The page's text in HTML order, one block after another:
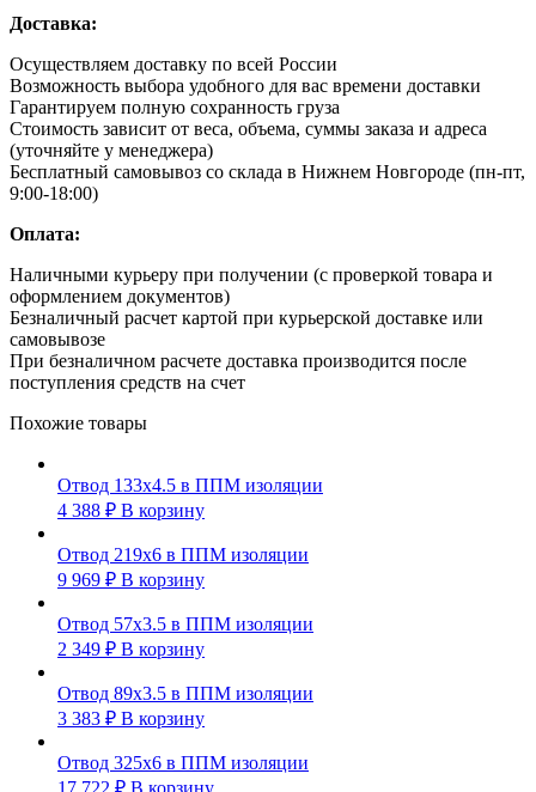
Доставка:
Осуществляем доставку по всей России
Возможность выбора удобного для вас времени доставки
Гарантируем полную сохранность груза
Стоимость зависит от веса, объема, суммы заказа и адреса
(уточняйте у менеджера)
Бесплатный самовывоз со склада в Нижнем Новгороде (пн-пт,
9:00-18:00)
Оплата:
Наличными курьеру при получении (с проверкой товара и
оформлением документов)
Безналичный расчет картой при курьерской доставке или
самовывозе
При безналичном расчете доставка производится после
поступления средств на счет
Похожие товары
Отвод 133х4.5 в ППМ изоляции
4 388 ₽ В корзину
Отвод 219х6 в ППМ изоляции
9 969 ₽ В корзину
Отвод 57х3.5 в ППМ изоляции
2 349 ₽ В корзину
Отвод 89х3.5 в ППМ изоляции
3 383 ₽ В корзину
Отвод 325х6 в ППМ изоляции
17 722 ₽ В корзину